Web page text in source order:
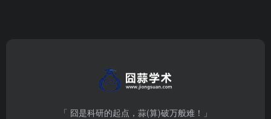
「 囧是科研的起点，蒜(算)破万般难！」